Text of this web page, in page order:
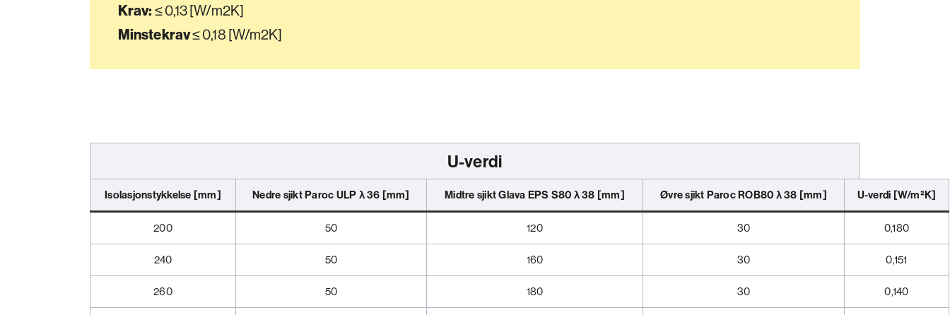
Krav:≤ 0,13 [W/m2K]
Minstekrav≤ 0,18 [W/m2K]
U-verdi
Isolasjonstykkelse [mm] Nedre sjiktParoc ULP λ 36 [mm] Midtre sjiktGlava EPS S80 λ 38 [mm] Øvre sjikt Paroc ROB80 λ 38 [mm] U-verdi [W/m²K]
200 50 120 30 0,180
240 50 160 30 0,151
260 50 180 30 0,140